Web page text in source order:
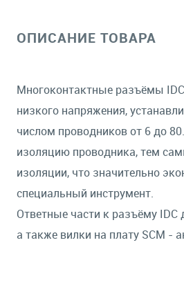
ОПИСАНИЕ ТОВАРА
Многоконтактные разъёмы
низкого напряжения,
числом проводников от 6 до
изоляцию проводника, тем
изоляции, что значительно
специальный инструмент.
Ответные части к разъёму IDC
а также вилки на плату SCM -